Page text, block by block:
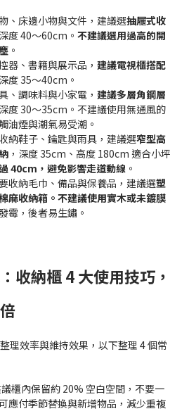
、床邊小物與文件，建議選抽屜式收
度 40～60cm。 不建議選用過高的開
。
器、書籍與展示品， 建議電視櫃搭配
度 35～40cm。
、調味料與小家電， 建議多層角鋼層
度 30～35cm。不建議使用無通風的
油煙與潮氣易受潮。
納鞋子、鑰匙與雨具，建議選窄型高
，深度 35cm、高度 180cm 適合小坪
40cm，避免影響走道動線 。
收納毛巾、備品與保養品，建議選塑
麻收納箱。不建議使用實木或未鍍膜
霉，後者易生鏽。
收納櫃 4 大使用技巧，
理效率與維持效果，以下整理 4 個常
議櫃內保留約 20% 空白空間，不要一
應付季節替換與新增物品，減少重複